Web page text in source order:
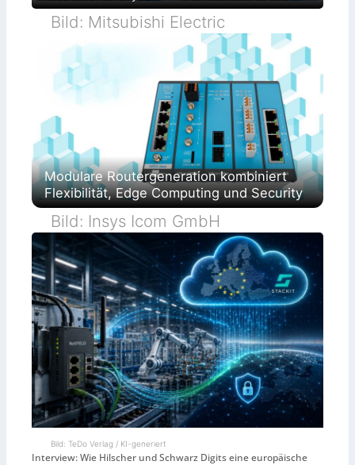
Bild: Mitsubishi Electric
Modulare Routergeneration kombiniert
Flexibilität, Edge Computing und Security
Bild: Insys Icom GmbH
Bild: TeDo Verlag / KI-generiert
Interview: Wie Hilscher und Schwarz Digits eine europäische